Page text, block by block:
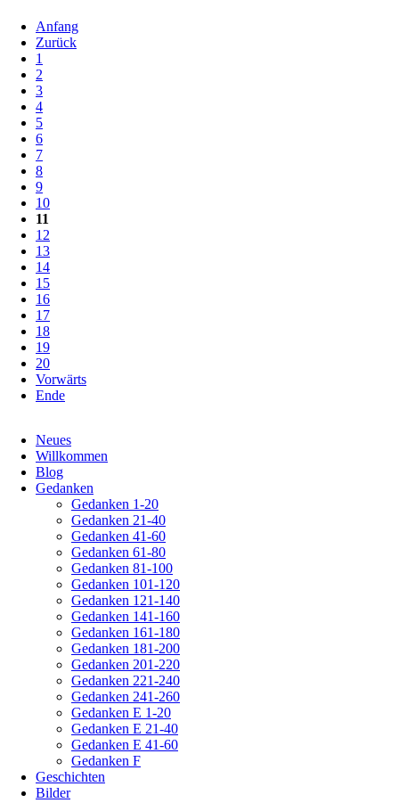
Anfang
Zurück
1
2
3
4
5
6
7
8
9
10
11
12
13
14
15
16
17
18
19
20
Vorwärts
Ende
überspringen
Neues
Willkommen
Blog
Gedanken
Gedanken 1-20
Gedanken 21-40
Gedanken 41-60
Gedanken 61-80
Gedanken 81-100
Gedanken 101-120
Gedanken 121-140
Gedanken 141-160
Gedanken 161-180
Gedanken 181-200
Gedanken 201-220
Gedanken 221-240
Gedanken 241-260
Gedanken E 1-20
Gedanken E 21-40
Gedanken E 41-60
Gedanken F
Geschichten
Bilder